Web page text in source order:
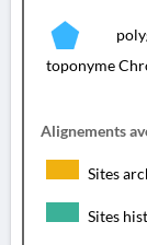
toponyme
Alignements
Sites
Sites